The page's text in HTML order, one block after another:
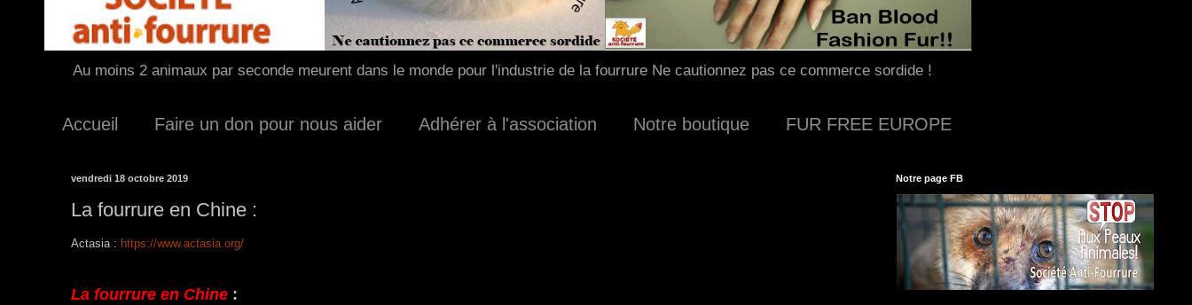
Au moins 2 animaux par seconde meurent dans le monde pour l'industrie de la fourrure Ne cautionnez pas ce commerce sordide !
Accueil Faire un don pour nous aider Adhérer à l'association Notre boutique FUR FREE EUROPE
vendredi 18 octobre 2019
La fourrure en Chine :
Actasia : https://www.actasia.org/
La fourrure en Chine :
Notre page FB